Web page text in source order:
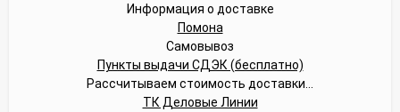
Информация о доставке
Помона
Самовывоз
Пункты выдачи СДЭК (бесплатно)
Рассчитываем стоимость доставки...
ТК Деловые Линии